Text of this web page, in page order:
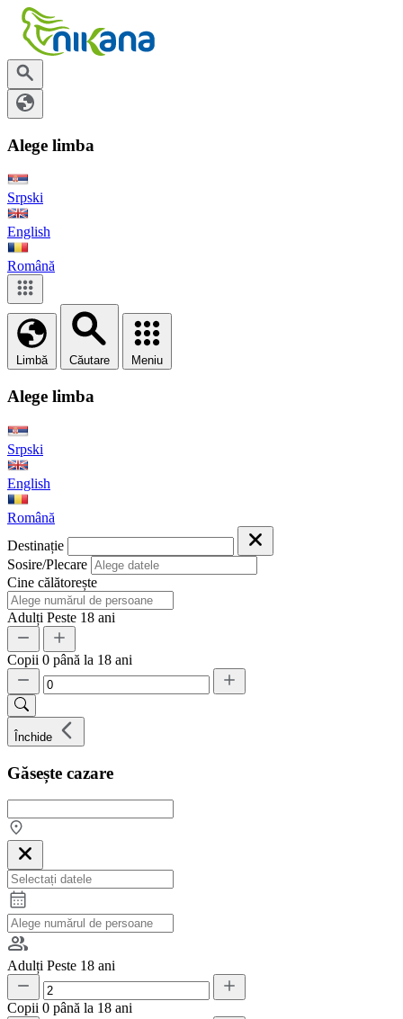
Alege limba
Srpski
English
Română
Limbă Căutare Meniu
Alege limba
Srpski
English
Română
Destinație
Sosire/Plecare
Cine călătorește
Adulți Peste 18 ani
Copii 0 până la 18 ani
Închide
Găsește cazare
Adulți Peste 18 ani
Copii 0 până la 18 ani